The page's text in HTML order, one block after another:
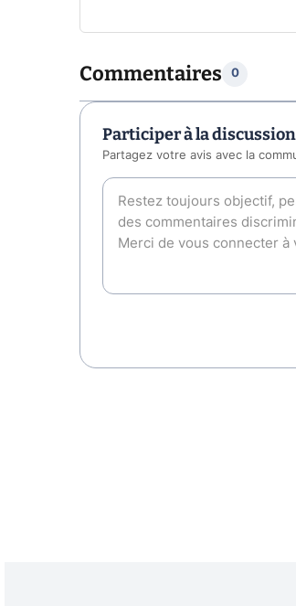
Commentaires 0
Participer à la discussion
Partagez votre avis avec la